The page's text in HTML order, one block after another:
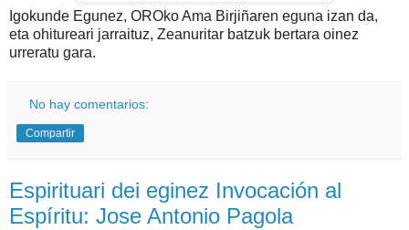
Igokunde Egunez, OROko Ama Birjiñaren eguna izan da,
eta ohitureari jarraituz, Zeanuritar batzuk bertara oinez
urreratu gara.
No hay comentarios:
Compartir
Espirituari dei eginez Invocación al
Espíritu: Jose Antonio Pagola